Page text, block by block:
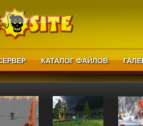
КАТАЛОГ ФАЙЛОВ